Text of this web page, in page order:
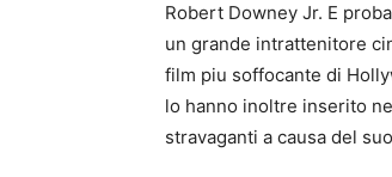
Robert Downey Jr. E
un grande intrattenitore
film piu soffocante di
lo hanno inoltre inserito
stravaganti a causa del